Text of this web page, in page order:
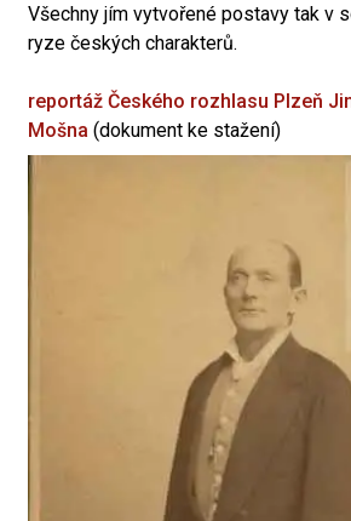
Všechny jím vytvořené postavy tak v
ryze českých charakterů.
reportáž Českého rozhlasu Plzeň
Mošna (dokument ke stažení)